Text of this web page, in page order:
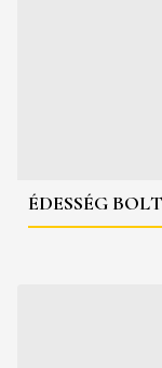
ÉDESSÉG BOLT